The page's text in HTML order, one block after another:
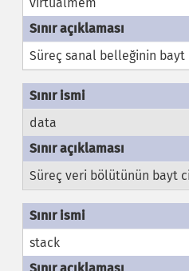
Süreç sanal belleğinin
data
Süreç veri bölütünün bayt
stack